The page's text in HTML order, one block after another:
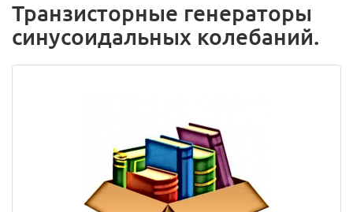
Транзисторные генераторы
синусоидальных колебаний.